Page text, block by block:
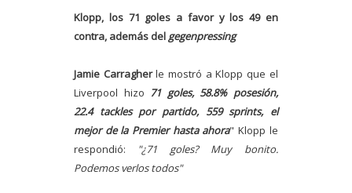
Klopp, los 71 goles a favor y los 49 en
contra, además delgegenpressing
Jamie Carragherle mostró a Klopp que el
Liverpool hizo 71 goles, 58.8% posesión,
22.4 tackles por partido, 559 sprints, el
mejor de la Premier hasta ahora" Klopp le
respondió: "¿71 goles? Muy bonito.
Podemos verlos todos"